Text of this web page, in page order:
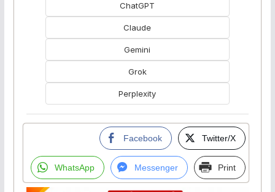
ChatGPT
Claude
Gemini
Grok
Perplexity
Facebook Twitter/X
WhatsApp Messenger Print